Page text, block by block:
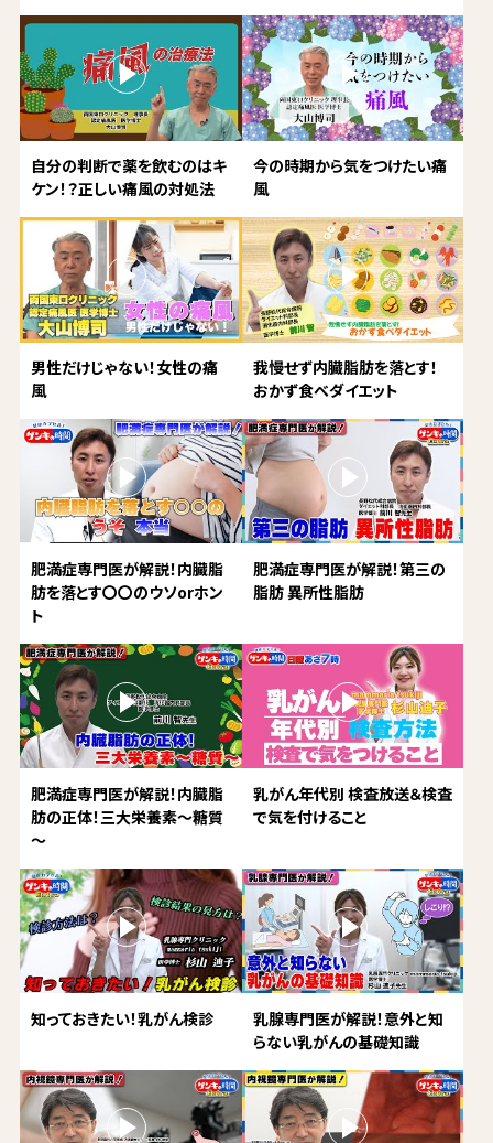
自分の判断で薬を飲むのはキ
ケン！？正しい痛風の対処法
今の時期から気をつけたい痛
風
男性だけじゃない！女性の痛
風
我慢せず内臓脂肪を落とす！
おかず食べダイエット
肥満症専門医が解説！内臓脂
肪を落とす〇〇のウソorホン
ト
肥満症専門医が解説！第三の
脂肪 異所性脂肪
肥満症専門医が解説！内臓脂
肪の正体！三大栄養素～糖質
～
乳がん年代別 検査放送＆検査
で気を付けること
知っておきたい！乳がん検診
乳腺専門医が解説！意外と知
らない乳がんの基礎知識